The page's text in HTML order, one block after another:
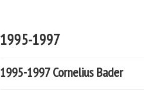
1995-1997
1995-1997 Cornelius Bader